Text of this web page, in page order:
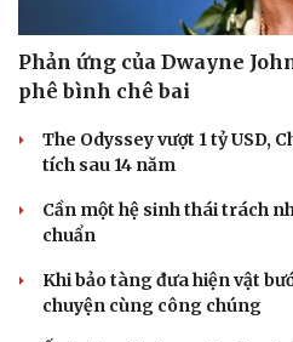
Phản ứng của Dwayne
phê bình chê bai
The Odyssey vượt 1 tỷ USD,
tích sau 14 năm
Cần một hệ sinh thái trách
chuẩn
Khi bảo tàng đưa hiện vật
chuyện cùng công chúng